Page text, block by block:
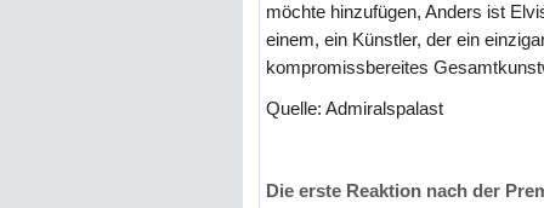
möchte hinzufügen, Anders ist
einem, ein Künstler, der ein
kompromissbereites
Quelle: Admiralspalast
Die erste Reaktion nach der